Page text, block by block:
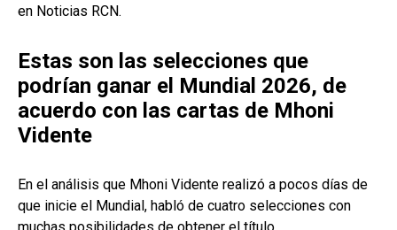
en Noticias RCN.
Estas son las selecciones que
podrían ganar el Mundial 2026, de
acuerdo con las cartas de Mhoni
Vidente
En el análisis que Mhoni Vidente realizó a pocos días de
que inicie el Mundial, habló de cuatro selecciones con